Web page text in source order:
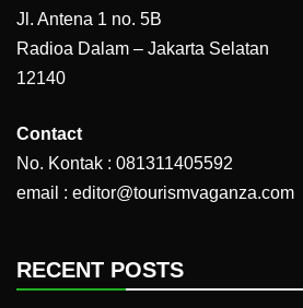
Jl. Antena 1 no. 5B
Radioa Dalam – Jakarta Selatan
12140
Contact
No. Kontak : 081311405592
email : editor@tourismvaganza.com
RECENT POSTS